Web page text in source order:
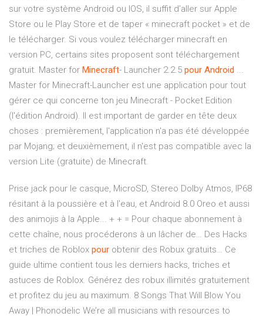
sur votre système Android ou IOS, il suffit d’aller sur Apple
Store ou le Play Store et de taper « minecraft pocket » et de
le télécharger. Si vous voulez télécharger minecraft en
version PC, certains sites proposent sont téléchargement
gratuit. Master for Minecraft- Launcher 2.2.5 pour Android ...
Master for Minecraft-Launcher est une application pour tout
gérer ce qui concerne ton jeu Minecraft - Pocket Edition
(l'édition Android). Il est important de garder en tête deux
choses : premièrement, l'application n'a pas été développée
par Mojang; et deuxièmement, il n'est pas compatible avec la
version Lite (gratuite) de Minecraft.
Prise jack pour le casque, MicroSD, Stereo Dolby Atmos, IP68
résitant à la poussière et à l'eau, et Android 8.0 Oreo et aussi
des animojis à la Apple... + + = Pour chaque abonnement à
cette chaîne, nous procéderons à un lâcher de… Des Hacks
et triches de Roblox pour obtenir des Robux gratuits… Ce
guide ultime contient tous les derniers hacks, triches et
astuces de Roblox. Générez des robux illimités gratuitement
et profitez du jeu au maximum. 8 Songs That Will Blow You
Away | Phonodelic We’re all musicians with resources to